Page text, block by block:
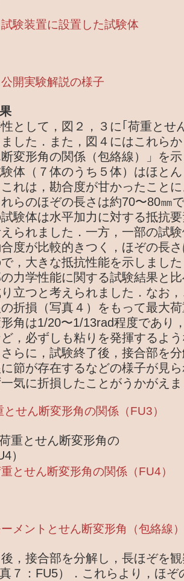
験装置に設置した試験体
開実験解説の様子
として，図２，３に｢荷重とせ
した．また，図４にはこれら
断変形角の関係（包絡線）」を
体（７体のうち５体）はほと
れは，勘合度が甘かったこと
らのほぞの長さは約70〜80㎜
験体は水平加力に対する抵抗
られました．一方，一部の試
度が比較的きつく，ほぞの長
，大きな抵抗性能を示しまし
力学性能に関する試験結果と
立つと考えられました．なお
折損（写真４）をもって最大
角は1/20〜1/13rad程度であり
，必ずしも粘りを発揮するよ
らに，試験終了後，接合部を
節が存在するなどの様子が見
気に折損したことがうかがえ
とせん断変形角の関係（FU3）
とせん断変形角の関係（FU4）
メントとせん断変形角（包絡線）
，接合部を分解し，長ほぞを
７：FU5）．これらより，ほ